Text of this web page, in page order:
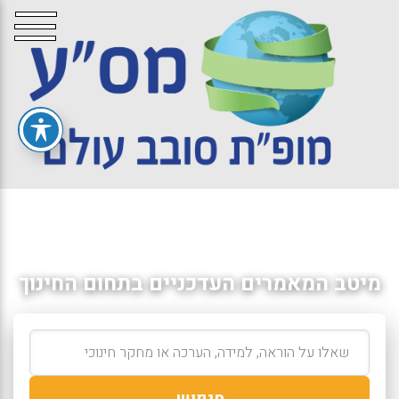
מיטב המאמרים העדכניים בתחום החינוך